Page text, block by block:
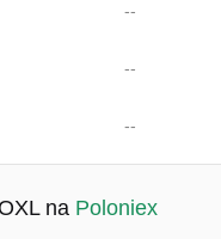
--
--
--
na Poloniex